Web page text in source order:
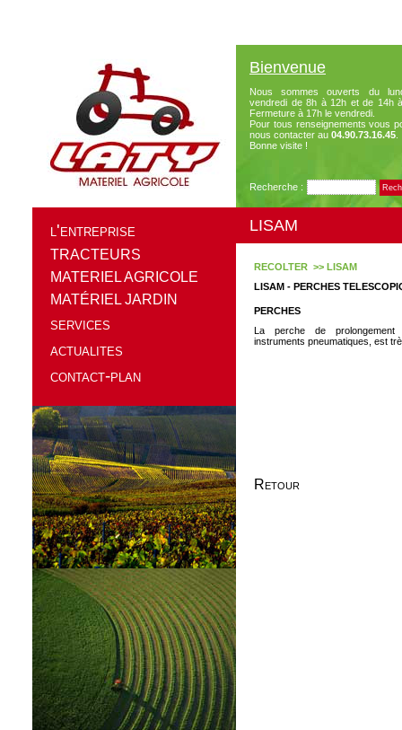
Bienvenue
Nous sommes ouverts du
vendredi de 8h à 12h et de 14h
Fermeture à 17h le vendredi.
Pour tous renseignements vous
nous contacter au 04.90.73.16.45
Bonne visite !
Recherche :
l'entreprise
TRACTEURS
MATERIEL AGRICOLE
MATÉRIEL JARDIN
services
actualites
contact-plan
LISAM
RECOLTER >> LISAM
LISAM - PERCHES
PERCHES
La perche de prolongement
instruments pneumatiques, est
Retour